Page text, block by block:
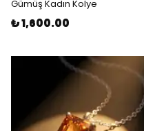
Gümüş Kadın Kolye
₺ 1,600.00